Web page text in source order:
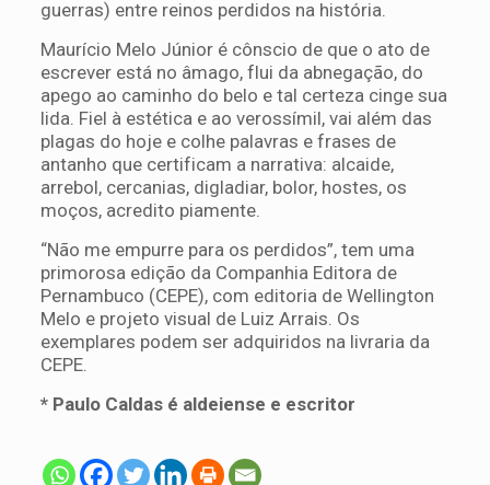
guerras) entre reinos perdidos na história.
Maurício Melo Júnior é cônscio de que o ato de
escrever está no âmago, flui da abnegação, do
apego ao caminho do belo e tal certeza cinge sua
lida. Fiel à estética e ao verossímil, vai além das
plagas do hoje e colhe palavras e frases de
antanho que certificam a narrativa: alcaide,
arrebol, cercanias, digladiar, bolor, hostes, os
moços, acredito piamente.
“Não me empurre para os perdidos”, tem uma
primorosa edição da Companhia Editora de
Pernambuco (CEPE), com editoria de Wellington
Melo e projeto visual de Luiz Arrais. Os
exemplares podem ser adquiridos na livraria da
CEPE.
* Paulo Caldas é aldeiense e escritor